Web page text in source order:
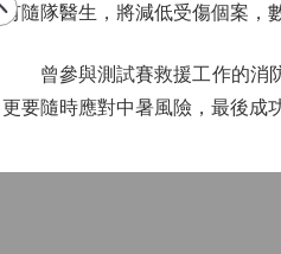
有隨隊醫生，將減低受傷個案，
曾參與測試賽救援工作的消防
更要隨時應對中暑風險，最後成